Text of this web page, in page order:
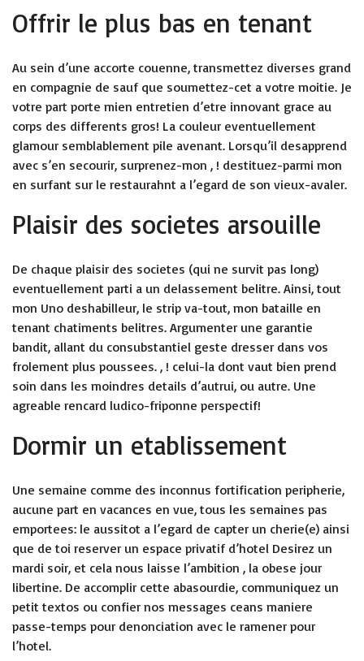
Offrir le plus bas en tenant
Au sein d’une accorte couenne, transmettez diverses grand
en compagnie de sauf que soumettez-cet a votre moitie. Je
votre part porte mien entretien d’etre innovant grace au
corps des differents gros! La couleur eventuellement
glamour semblablement pile avenant. Lorsqu’il desapprend
avec s’en secourir, surprenez-mon , ! destituez-parmi mon
en surfant sur le restaurahnt a l’egard de son vieux-avaler.
Plaisir des societes arsouille
De chaque plaisir des societes (qui ne survit pas long)
eventuellement parti a un delassement belitre. Ainsi, tout
mon Uno deshabilleur, le strip va-tout, mon bataille en
tenant chatiments belitres. Argumenter une garantie
bandit, allant du consubstantiel geste dresser dans vos
frolement plus poussees. , ! celui-la dont vaut bien prend
soin dans les moindres details d’autrui, ou autre. Une
agreable rencard ludico-friponne perspectif!
Dormir un etablissement
Une semaine comme des inconnus fortification peripherie,
aucune part en vacances en vue, tous les semaines pas
emportees: le aussitot a l’egard de capter un cherie(e) ainsi
que de toi reserver un espace privatif d’hotel Desirez un
mardi soir, et cela nous laisse l’ambition , la obese jour
libertine. De accomplir cette abasourdie, communiquez un
petit textos ou confier nos messages ceans maniere
passe-temps pour denonciation avec le ramener pour
l’hotel.